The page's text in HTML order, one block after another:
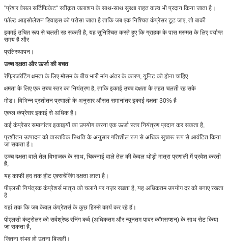
"प्रेशर वेसल सर्टिफिकेट" स्वीकृत जलाशय के साथ-साथ सुरक्षा राहत वाल्व भी प्रदान किया जाता है।
फॉल्ट आइसोलेशन डिवाइस को परोसा जाता है ताकि जब एक निश्चित कंप्रेसर टूट जाए, तो बाकी
इकाई उचित रूप से चलती रह सकती है, यह सुनिश्चित करते हुए कि ग्राहक के पास मरम्मत के लिए पर्याप्त
समय है और
प्रतिस्थापन।
उच्च दक्षता और ऊर्जा की बचत
रेफ्रिजरेटिंग क्षमता के लिए मौसम के बीच भारी मांग अंतर के कारण, यूनिट को होना चाहिए
क्षमता के लिए एक उच्च स्तर का नियंत्रण है, ताकि इकाई उच्च दक्षता के तहत चलती रह सके
मोड। विभिन्न प्रशीतन प्रणाली के अनुसार औसत समानांतर इकाई दक्षता 30% है
एकल कंप्रेसर इकाई से अधिक है।
कई कंप्रेसर समानांतर इकाइयों का उपयोग करना एक ऊर्जा स्तर नियंत्रण प्रदान कर सकता है,
प्रशीतन उत्पादन को वास्तविक स्थिति के अनुसार गतिशील रूप से अधिक सुचारू रूप से आवंटित किया
जा सकता है।
उच्च दक्षता वाले तेल विभाजक के साथ, चिकनाई वाले तेल की केवल थोड़ी मात्रा प्रणाली में प्रवेश करती
है,
यह काफी हद तक हीट एक्सचेंजिंग दक्षता लाता है।
पीएलसी नियंत्रक कंप्रेशर्स मात्रा को चलाने पर नज़र रखता है, यह अधिकतम उपयोग दर को बनाए रखता
है
यहां तक ​​कि जब केवल कंप्रेशर्स के कुछ हिस्से कार्य कर रहे हैं।
पीएलसी कंट्रोलर को सर्वश्रेष्ठ रनिंग कर्व (अधिकतम और न्यूनतम पावर कॉमसप्शन) के साथ सेट किया
जा सकता है,
जितना संभव हो उतना बिजली।